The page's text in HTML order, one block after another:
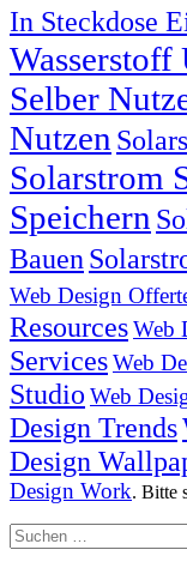
In Steckdose
Wasserstoff
Selber
Nutzen
Solarstrom
Speichern
Bauen
Web Design
ResourcesWeb
ServicesWeb
Studio Web
Design Trends
Design
Design Work. Bitte
Suchen
nach: